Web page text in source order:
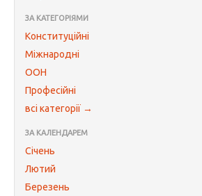
ЗА КАТЕГОРІЯМИ
Конституційні
Міжнародні
ООН
Професійні
всі категорії →
ЗА КАЛЕНДАРЕМ
Січень
Лютий
Березень